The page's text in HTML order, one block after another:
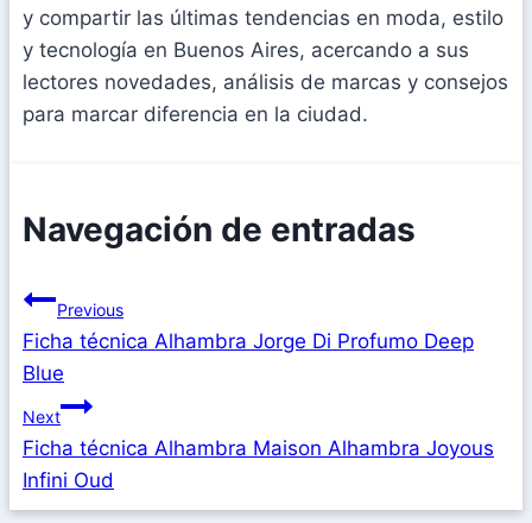
y compartir las últimas tendencias en moda, estilo
y tecnología en Buenos Aires, acercando a sus
lectores novedades, análisis de marcas y consejos
para marcar diferencia en la ciudad.
Navegación de entradas
Previous
Ficha técnica Alhambra Jorge Di Profumo Deep
Blue
Next
Ficha técnica Alhambra Maison Alhambra Joyous
Infini Oud